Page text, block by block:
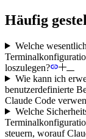
Häufig
Welche
loszulegen?
Wie kann ich
benutzerdefinierte
Claude Code
Welche
steuern, worauf